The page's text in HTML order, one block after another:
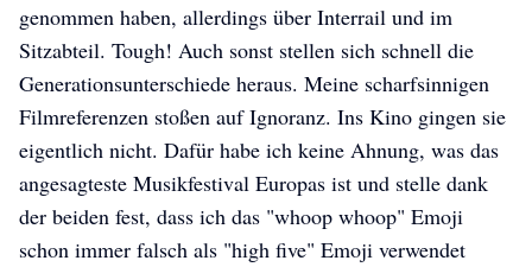
genommen haben, allerdings über Interrail und im
Sitzabteil. Tough! Auch sonst stellen sich schnell die
Generationsunterschiede heraus. Meine scharfsinnigen
Filmreferenzen stoßen auf Ignoranz. Ins Kino gingen sie
eigentlich nicht. Dafür habe ich keine Ahnung, was das
angesagteste Musikfestival Europas ist und stelle dank
der beiden fest, dass ich das "whoop whoop" Emoji
schon immer falsch als "high five" Emoji verwendet